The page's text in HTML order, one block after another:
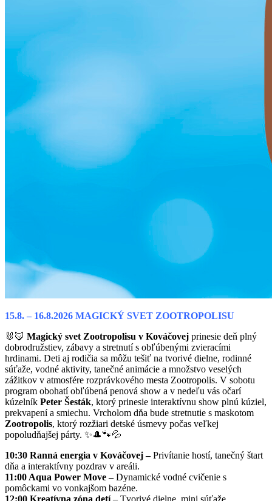
15.8. – 16.8.2026 MAGICKÝ SVET ZOOTROPOLISU
🐰🦊 Magický svet Zootropolisu v Kováčovej prinesie deň plný
dobrodružstiev, zábavy a stretnutí s obľúbenými zvieracími
hrdinami. Deti aj rodičia sa môžu tešiť na tvorivé dielne, rodinné
súťaže, vodné aktivity, tanečné animácie a množstvo veselých
zážitkov v atmosfére rozprávkového mesta Zootropolis. V sobotu
program obohatí obľúbená penová show a v nedeľu vás očarí
kúzelník Peter Šesták, ktorý prinesie interaktívnu show plnú kúziel,
prekvapení a smiechu. Vrcholom dňa bude stretnutie s maskotom
Zootropolis, ktorý rozžiari detské úsmevy počas veľkej
popoludňajšej párty. ✨🎩🐾💦
10:30 Ranná energia v Kováčovej –Privítanie hostí, tanečný štart
dňa a interaktívny pozdrav v areáli.
11:00 Aqua Power Move –Dynamické vodné cvičenie s
pomôckami vo vonkajšom bazéne.
12:00 Kreatívna zóna detí– Tvorivé dielne, mini súťaže,